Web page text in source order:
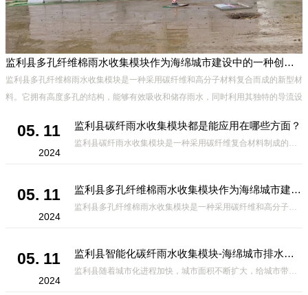
监利县多孔纤维棉雨水收集模块作为海绵城市建设中的一种创新材料
监利县多孔纤维棉雨水收集模块是一种采用碳纤维和高分子材料复合而成的新型材
料。它拥有高度多孔的结构，能够有效吸收和储存雨水，同时利用其独特的导流设
05. 11
2024
监利县碳纤雨水收集模块都是能应用在哪些方面？
监利县碳纤雨水收集模块是一种采用碳纤维复合材料制成的雨水收集装置，具有*、环保、可持续等诸多优点。这种模块的设计独特，结构轻巧且强度高，耐腐蚀，能够在各种环境条件下稳定运行。其广泛的应用领域不仅体现在城市规
05. 11
2024
监利县多孔纤维棉雨水收集模块作为海绵城市建设中的一种创新材料
监利县多孔纤维棉雨水收集模块是一种采用碳纤维和高分子材料复合而成的新型材料。它拥有高度多孔的结构，能够有效吸收和储存雨水，同时利用其独特的导流设计，将雨水迅速排出，有效防止城市内涝的发生。此外，该材料还具有
05. 11
2024
监利县智能化碳纤雨水收集模块-海绵城市排水蓄水系统的优选项
监利县随着城市化进程加快，城市面积不断扩大，给城市带来的问题也随之增加。其中之一就是水资源的短缺。雨水收集是一种解决城市水资源短缺的有效途径。在雨水收集技术中，智能化碳纤雨水收集模块的出现，为解决城市水资源